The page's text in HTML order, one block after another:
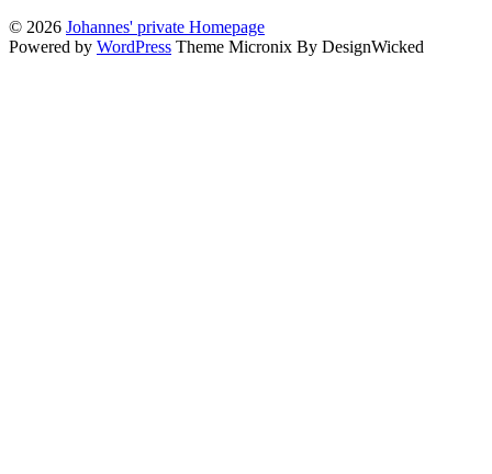
© 2026 Johannes' private Homepage
Powered by WordPress Theme Micronix By DesignWicked